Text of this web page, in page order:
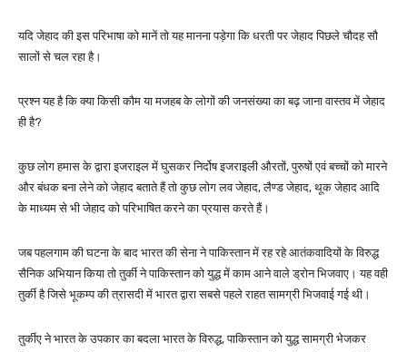
यदि जेहाद की इस परिभाषा को मानें तो यह मानना पड़ेगा कि धरती पर जेहाद पिछले चौदह सौ
सालों से चल रहा है।
प्रश्न यह है कि क्या किसी कौम या मजहब के लोगों की जनसंख्या का बढ़ जाना वास्तव में जेहाद
ही है?
कुछ लोग हमास के द्वारा इजराइल में घुसकर निर्दोष इजराइली औरतों, पुरुषों एवं बच्चों को मारने
और बंधक बना लेने को जेहाद बताते हैं तो कुछ लोग लव जेहाद, लैण्ड जेहाद, थूक जेहाद आदि
के माध्यम से भी जेहाद को परिभाषित करने का प्रयास करते हैं।
जब पहलगाम की घटना के बाद भारत की सेना ने पाकिस्तान में रह रहे आतंकवादियों के विरुद्ध
सैनिक अभियान किया तो तुर्की ने पाकिस्तान को युद्ध में काम आने वाले ड्रोन भिजवाए। यह वही
तुर्की है जिसे भूकम्प की त्रासदी में भारत द्वारा सबसे पहले राहत सामग्री भिजवाई गई थी।
तुर्कीए ने भारत के उपकार का बदला भारत के विरुद्ध, पाकिस्तान को युद्ध सामग्री भेजकर